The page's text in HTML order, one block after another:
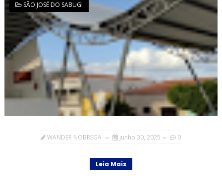
SÃO JOSÉ DO SABUGI
WANDER NOBREGA junho 30, 2025 0
Leia Mais